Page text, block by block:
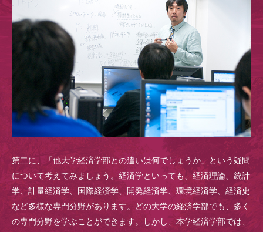
第二に、「他大学経済学部との違いは何でしょうか」という疑問
について考えてみましょう。経済学といっても、経済理論、統計
学、計量経済学、国際経済学、開発経済学、環境経済学、経済史
など多様な専門分野があります。どの大学の経済学部でも、多く
の専門分野を学ぶことができます。しかし、本学経済学部では、